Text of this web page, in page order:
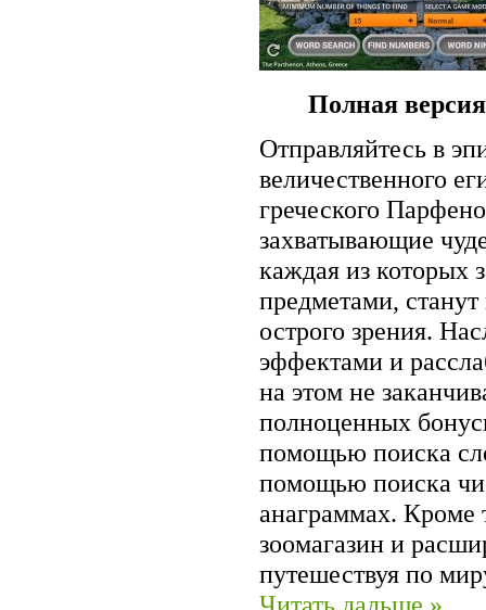
Полная
Отправляйтесь в
величественного
греческого
захватывающие
каждая из которых
предметами,
острого зрения.
эффектами и
на этом не
полноценных
помощью поиска
помощью поиска
анаграммах. Кроме
зоомагазин и
путешествуя по